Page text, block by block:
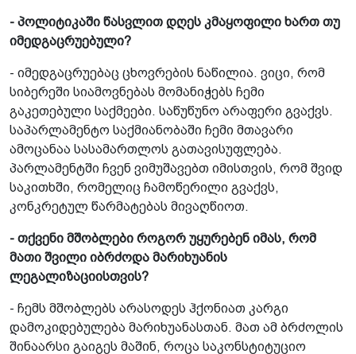
- პოლიტიკაში წასვლით დღეს კმაყოფილი ხართ თუ
იმედგაცრუებული?
- იმედგაცრუებაც ცხოვრების ნაწილია. ვიცი, რომ
სიბერეში სიამოვნებას მომანიჭებს ჩემი
გაკეთებული საქმეები. საწუწუნო არაფერი გვაქვს.
საპარლამენტო საქმიანობაში ჩემი მთავარი
ამოცანაა სასამართლოს გათავისუფლება.
პარლამენტში ჩვენ ვიმუშავებთ იმისთვის, რომ შვიდ
საკითხში, რომელიც ჩამოწერილი გვაქვს,
კონკრეტულ წარმატებას მივაღწიოთ.
- თქვენი მშობლები როგორ უყურებენ იმას, რომ
მათი შვილი იბრძოდა მარიხუანის
ლეგალიზაციისთვის?
- ჩემს მშობლებს არასოდეს ჰქონიათ კარგი
დამოკიდებულება მარიხუანასთან. მათ ამ ბრძოლის
შინაარსი გაიგეს მაშინ, როცა საკონსტიტუციო